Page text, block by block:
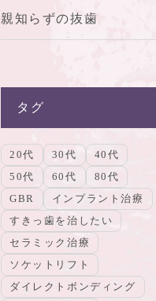
親知らずの抜歯
タグ
20代 30代
40代
50代
60代
80代
GBR
インプラント治療
すきっ歯を治したい
セラミック治療
ソケットリフト
ダイレクトボンディング